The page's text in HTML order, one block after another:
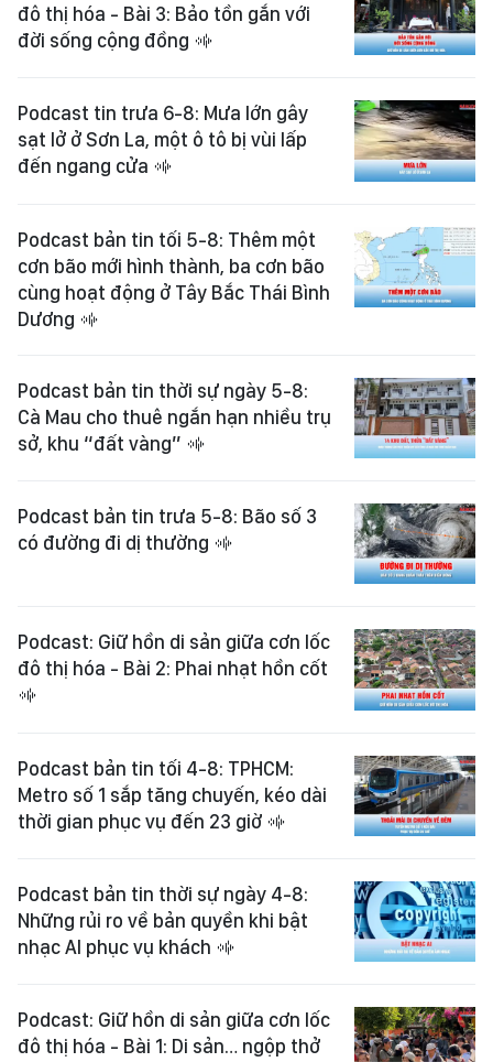
đô thị hóa - Bài 3: Bảo tồn gắn với
đời sống cộng đồng
Podcast tin trưa 6-8: Mưa lớn gây
sạt lở ở Sơn La, một ô tô bị vùi lấp
đến ngang cửa
Podcast bản tin tối 5-8: Thêm một
cơn bão mới hình thành, ba cơn bão
cùng hoạt động ở Tây Bắc Thái Bình
Dương
Podcast bản tin thời sự ngày 5-8:
Cà Mau cho thuê ngắn hạn nhiều trụ
sở, khu “đất vàng”
Podcast bản tin trưa 5-8: Bão số 3
có đường đi dị thường
Podcast: Giữ hồn di sản giữa cơn lốc
đô thị hóa - Bài 2: Phai nhạt hồn cốt
Podcast bản tin tối 4-8: TPHCM:
Metro số 1 sắp tăng chuyến, kéo dài
thời gian phục vụ đến 23 giờ
Podcast bản tin thời sự ngày 4-8:
Những rủi ro về bản quyền khi bật
nhạc AI phục vụ khách
Podcast: Giữ hồn di sản giữa cơn lốc
đô thị hóa - Bài 1: Di sản… ngộp thở